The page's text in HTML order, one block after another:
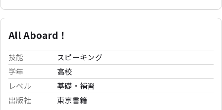
All Aboard！
技能
スピーキング
学年
高校
レベル
基礎・補習
出版社
東京書籍